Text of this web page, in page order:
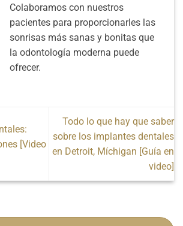
Colaboramos con nuestros
pacientes para proporcionarles las
sonrisas más sanas y bonitas que
la odontología moderna puede
ofrecer.
[Video
Todo lo que hay que saber
sobre los implantes dentales
en Detroit, Míchigan [Guía en
video]